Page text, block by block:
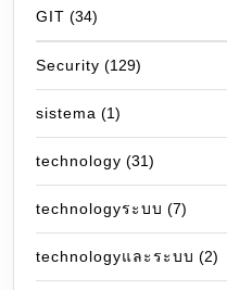
GIT (34)
Security (129)
sistema (1)
technology (31)
technologyระบบ (7)
technologyและระบบ (2)